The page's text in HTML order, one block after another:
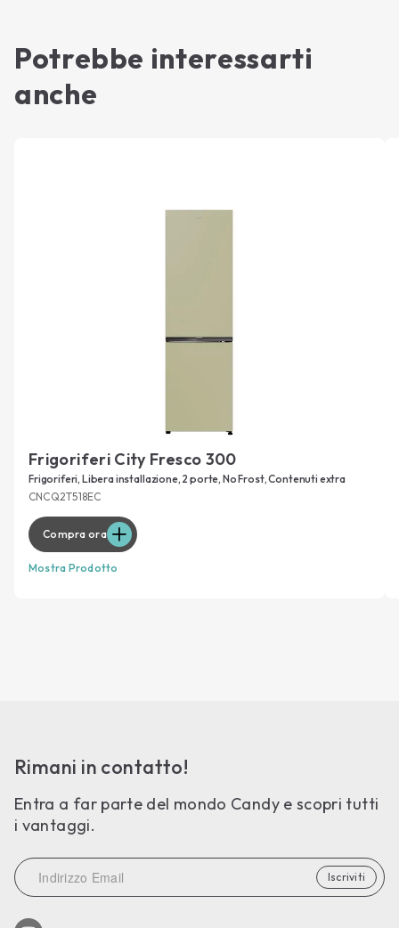
Potrebbe interessarti
anche
Frigoriferi City Fresco 300
Frigoriferi, Libera installazione, 2 porte, No Frost, Contenuti extra
CNCQ2T518EC
Compra ora
Mostra Prodotto
Rimani in contatto!
Entra a far parte del mondo Candy e scopri tutti
i vantaggi.
Iscriviti